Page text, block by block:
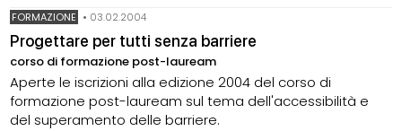
FORMAZIONE • 03.02.2004
Progettare per tutti senza barriere
corso di formazione post-lauream
Aperte le iscrizioni alla edizione 2004 del corso di
formazione post-lauream sul tema dell'accessibilità e
del superamento delle barriere.